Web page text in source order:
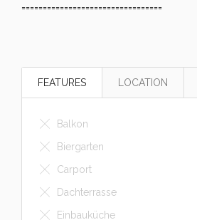
=================================
FEATURES LOCATION
Balkon
Biergarten
Carport
Dachterrasse
Einbauküche